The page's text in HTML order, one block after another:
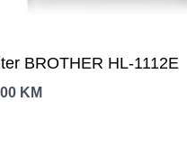
BROTHER HL-1112E
KM